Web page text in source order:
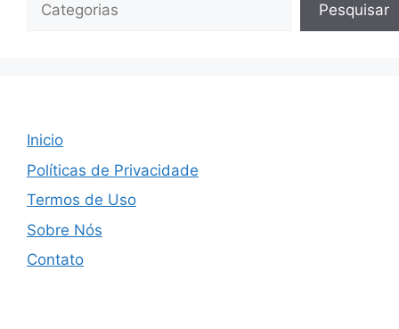
Pesquisar
Inicio
Políticas de Privacidade
Termos de Uso
Sobre Nós
Contato